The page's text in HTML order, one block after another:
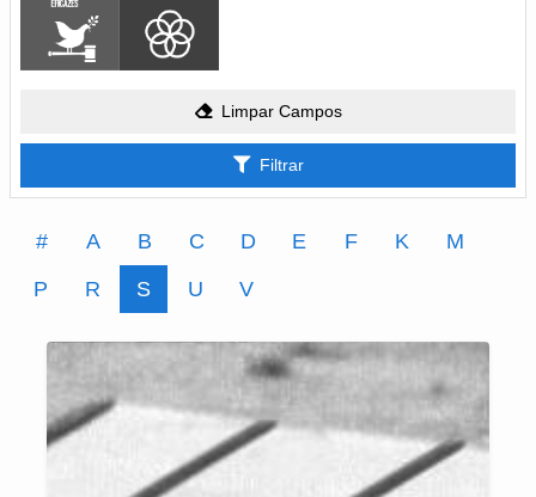
Limpar Campos
Filtrar
# A B C D E F K
M
P
R S U V